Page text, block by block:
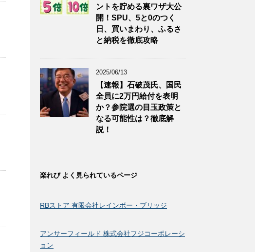
ントを貯める裏ワザ大公
開！SPU、5と0のつく
日、買いまわり、ふるさ
と納税を徹底攻略
2025/06/13
【速報】石破茂氏、国民
全員に2万円給付を表明
か？参院選の目玉政策と
なる可能性は？徹底解
説！
楽れび よく見られているページ
RBストア 有限会社レインボー・ブリッジ
アンサーフィールド 株式会社フジコーポレーシ
ョン